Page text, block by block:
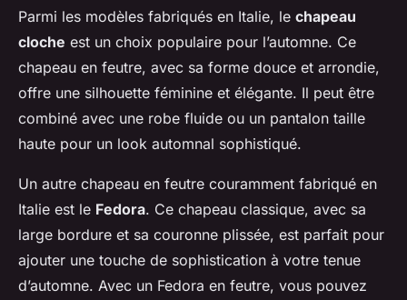
Parmi les modèles fabriqués en Italie, le chapeau
cloche est un choix populaire pour l’automne. Ce
chapeau en feutre, avec sa forme douce et arrondie,
offre une silhouette féminine et élégante. Il peut être
combiné avec une robe fluide ou un pantalon taille
haute pour un look automnal sophistiqué.
Un autre chapeau en feutre couramment fabriqué en
Italie est le Fedora. Ce chapeau classique, avec sa
large bordure et sa couronne plissée, est parfait pour
ajouter une touche de sophistication à votre tenue
d’automne. Avec un Fedora en feutre, vous pouvez